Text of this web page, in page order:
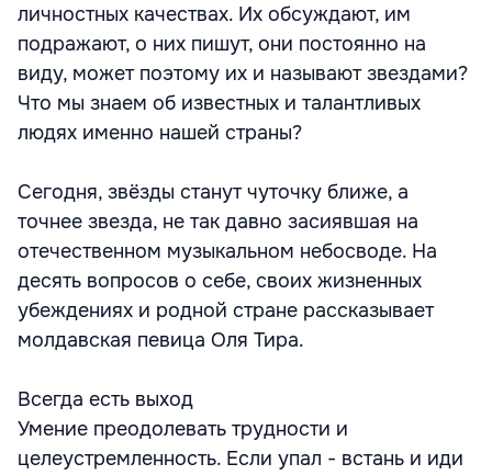
личностных качествах. Их обсуждают, им
подражают, о них пишут, они постоянно на
виду, может поэтому их и называют звездами?
Что мы знаем об известных и талантливых
людях именно нашей страны?
Сегодня, звёзды станут чуточку ближе, а
точнее звезда, не так давно засиявшая на
отечественном музыкальном небосводе. На
десять вопросов о себе, своих жизненных
убеждениях и родной стране рассказывает
молдавская певица Оля Тира.
Всегда есть выход
Умение преодолевать трудности и
целеустремленность. Если упал - встань и иди